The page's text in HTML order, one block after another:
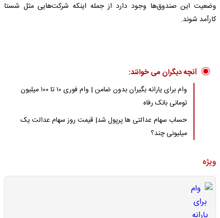
وضعیت این صندوق‌ها وجود دارد از جمله اینکه شرکت‌هایی مثل شستا
کارآمد شوند.
آنچه دیگران می خوانند:
وام برای یارانه بگیران بدون ضامن | وام فوری ۱۰ تا ۱۰۰ میلیون
تومانی بانک رفاه
حساب سهام عدالتی ها پرپول شد| قیمت روز سهام عدالت یک
میلیونی چند؟
ویژه